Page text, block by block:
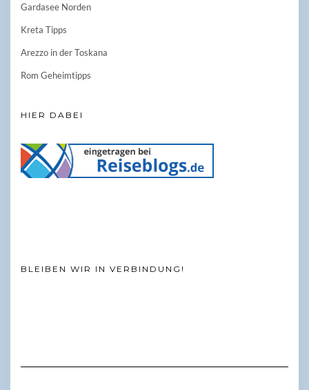
Gardasee Norden
Kreta Tipps
Arezzo in der Toskana
Rom Geheimtipps
HIER DABEI
BLEIBEN WIR IN VERBINDUNG!